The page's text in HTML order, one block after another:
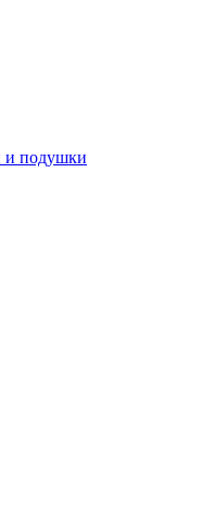
и подушки